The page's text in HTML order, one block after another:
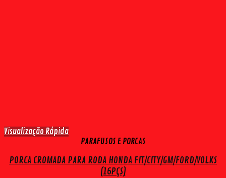
Visualização Rápida
PARAFUSOS E PORCAS
PORCA CROMADA PARA RODA HONDA FIT/CITY/GM/FORD/VOLKS
(16PÇS)